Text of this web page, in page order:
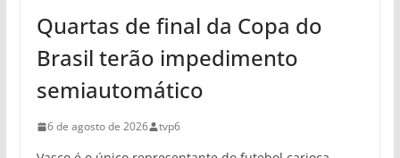
Quartas de final da Copa do
Brasil terão impedimento
semiautomático
6 de agosto de 2026 tvp6